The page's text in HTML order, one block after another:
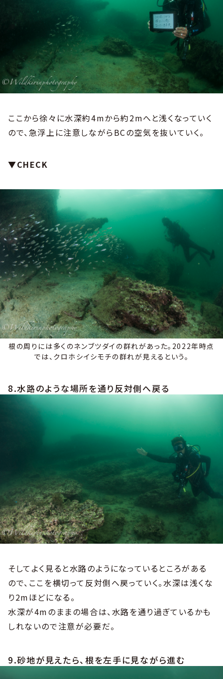
ここから徐々に水深約4mから約2mへと浅くなっていく
ので、急浮上に注意しながらBCの空気を抜いていく。
▼CHECK
根の周りには多くのネンブツダイの群れがあった。2022年時点
では、クロホシイシモチの群れが見えるという。
8.水路のような場所を通り反対側へ戻る
そしてよく見ると水路のようになっているところがある
ので、ここを横切って反対側へ戻っていく。水深は浅くな
り2mほどになる。
水深が4mのままの場合は、水路を通り過ぎているかも
しれないので注意が必要だ。
9.砂地が見えたら、根を左手に見ながら進む